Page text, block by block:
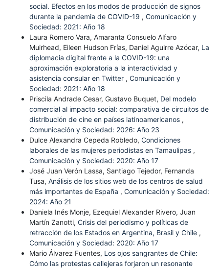
social. Efectos en los modos de producción de signos
durante la pandemia de COVID-19 , Comunicación y
Sociedad: 2021: Año 18
Laura Romero Vara, Amaranta Consuelo Alfaro
Muirhead, Eileen Hudson Frías, Daniel Aguirre Azócar, La
diplomacia digital frente a la COVID-19: una
aproximación exploratoria a la interactividad y
asistencia consular en Twitter , Comunicación y
Sociedad: 2021: Año 18
Priscila Andrade Cesar, Gustavo Buquet, Del modelo
comercial al impacto social: comparativa de circuitos de
distribución de cine en países latinoamericanos ,
Comunicación y Sociedad: 2026: Año 23
Dulce Alexandra Cepeda Robledo, Condiciones
laborales de las mujeres periodistas en Tamaulipas ,
Comunicación y Sociedad: 2020: Año 17
José Juan Verón Lassa, Santiago Tejedor, Fernanda
Tusa, Análisis de los sitios web de los centros de salud
más importantes de España , Comunicación y Sociedad:
2024: Año 21
Daniela Inés Monje, Ezequiel Alexander Rivero, Juan
Martín Zanotti, Crisis del periodismo y políticas de
retracción de los Estados en Argentina, Brasil y Chile ,
Comunicación y Sociedad: 2020: Año 17
Mario Álvarez Fuentes, Los ojos sangrantes de Chile:
Cómo las protestas callejeras forjaron un resonante